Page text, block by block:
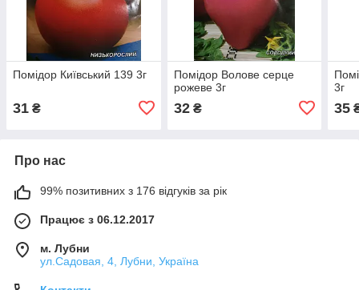
Помідор Київський 139 3г
31 ₴
Помідор Волове серце
рожеве 3г
32₴
3г
35
Про нас
99% позитивних з 176 відгуків за рік
Працює з 06.12.2017
м. Лубни
ул.Садовая, 4, Лубни, Україна